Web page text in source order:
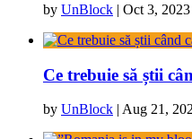
by UnBlock | Oct 3, 2023
Ce trebuie să știi
by UnBlock | Aug 21,